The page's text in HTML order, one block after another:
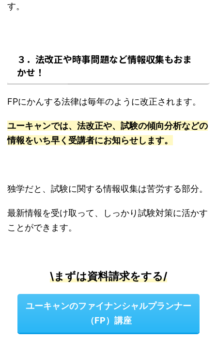
す。
３．法改正や時事問題など情報収集もおま
かせ！
FPにかんする法律は毎年のように改正されます。
ユーキャンでは、法改正や、試験の傾向分析などの
情報をいち早く受講者にお知らせします。
独学だと、試験に関する情報収集は苦労する部分。
最新情報を受け取って、しっかり試験対策に活かす
ことができます。
\まずは資料請求をする/
ユーキャンのファイナンシャルプランナー
（FP）講座